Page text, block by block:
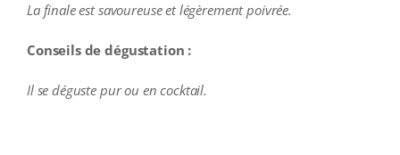
La finale est savoureuse et légèrement poivrée.
Conseils de dégustation :
Il se déguste pur ou en cocktail.